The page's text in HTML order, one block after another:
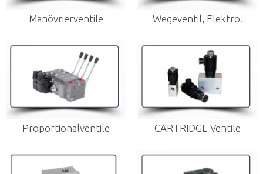
Manövrierventile Wegeventil, Elektro.
Proportionalventile CARTRIDGE Ventile